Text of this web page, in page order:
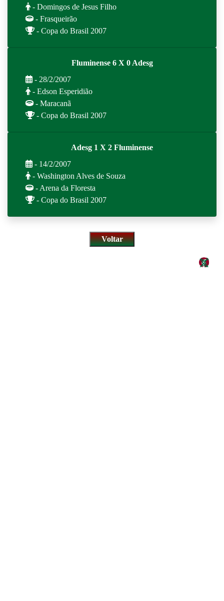
- Domingos de Jesus Filho
- Frasqueirão
- Copa do Brasil 2007
Fluminense 6 X 0 Adesg
- 28/2/2007
- Edson Esperidião
- Maracanã
- Copa do Brasil 2007
Adesg 1 X 2 Fluminense
- 14/2/2007
- Washington Alves de Souza
- Arena da Floresta
- Copa do Brasil 2007